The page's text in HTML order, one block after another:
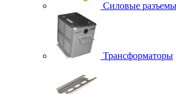
Силовые разъемы
Трансформаторы